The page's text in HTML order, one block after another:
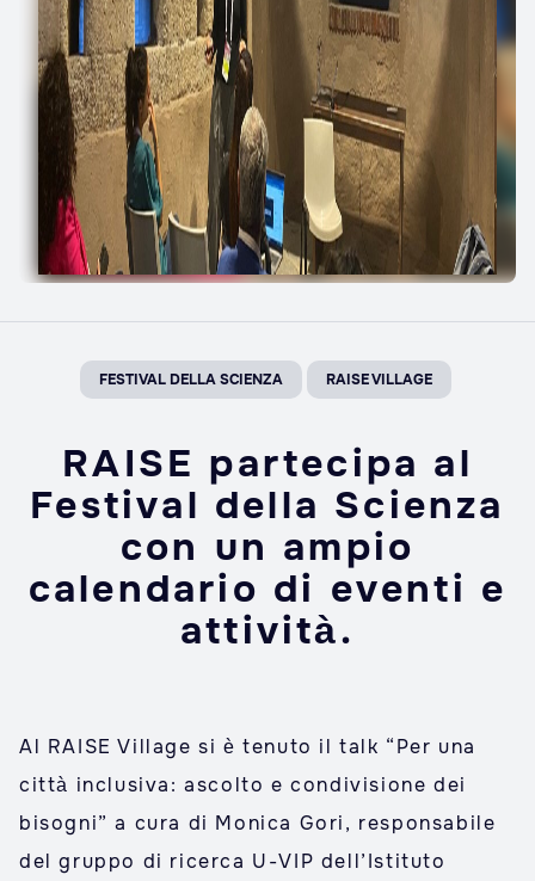
FESTIVAL DELLA SCIENZA RAISE VILLAGE
RAISE partecipa al
Festival della Scienza
con un ampio
calendario di eventi e
attività.
Al RAISE Village si è tenuto il talk “Per una
città inclusiva: ascolto e condivisione dei
bisogni” a cura di Monica Gori, responsabile
del gruppo di ricerca U-VIP dell’Istituto